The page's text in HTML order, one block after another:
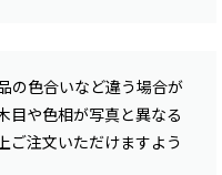
の色合いなど違う場合が
目や色相が写真と異なる
ご注文いただけますよう